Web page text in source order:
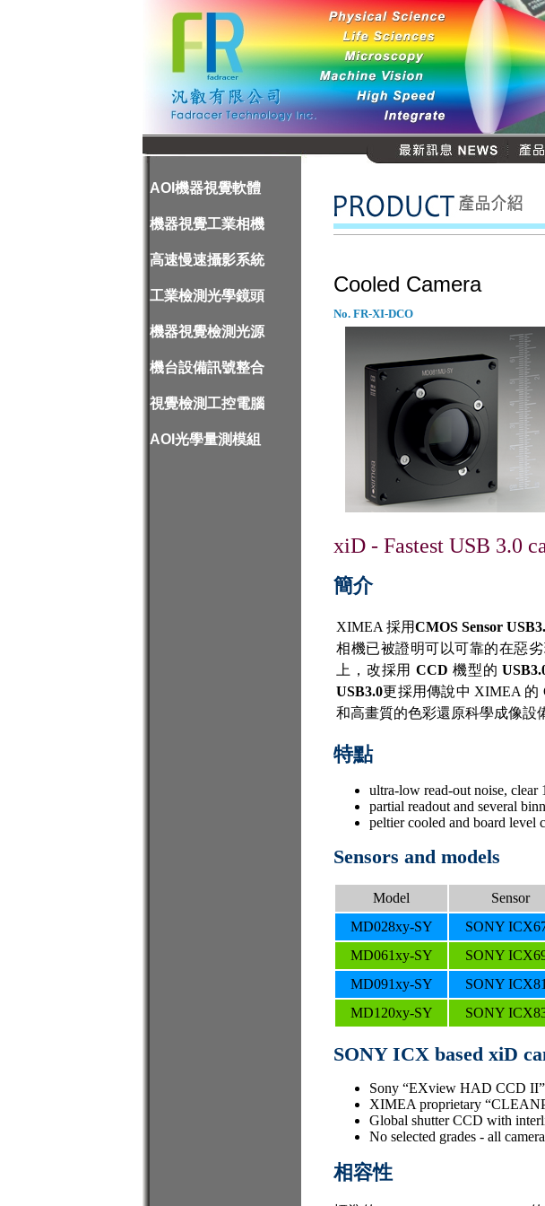
AOI機器視覺軟體
機器視覺工業相機
高速慢速攝影系統
工業檢測光學鏡頭
機器視覺檢測光源
機台設備訊號整合
視覺檢測工控電腦
AOI光學量測模組
Cooled Camera
No. FR-XI-DCO
xiD - Fastest USB 3.0
簡介
XIMEA 採用CMOS Sensor
相機已被證明可以可靠的在惡
上，改採用CCD 機型的
USB3.0更採用傳說中 XIMEA 的
和高畫質的色彩還原科學成像設
特點
ultra-low read-out noise, clear
partial readout and several
peltier cooled and board level
Sensors and models
Model Sensor
MD028xy-SY
SONY
MD061xy-SY
SONY
MD091xy-SY
SONY
MD120xy-SY
SONY
SONY ICX based xiD
Sony “EXview HAD CCD
XIMEA proprietary
Global shutter CCD with
No selected grades - all
相容性